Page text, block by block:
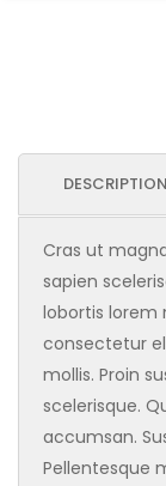
DESCRIPTION
Cras ut
sapien
lobortis lorem
consectetur
mollis. Proin
scelerisque.
accumsan.
Pellentesque